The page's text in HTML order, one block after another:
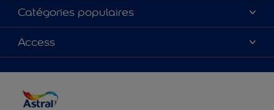
À propos de nous
Contactez-nous
Plan du site
Catégories populaires
Couleurs
Produits
Inspiration
Conseil déco
Access